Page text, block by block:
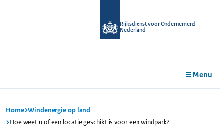
Rijksdienst voor Ondernemend
Nederland
Menu
Home Windenergie op land
Hoe weet u of een locatie geschikt is voor een windpark?